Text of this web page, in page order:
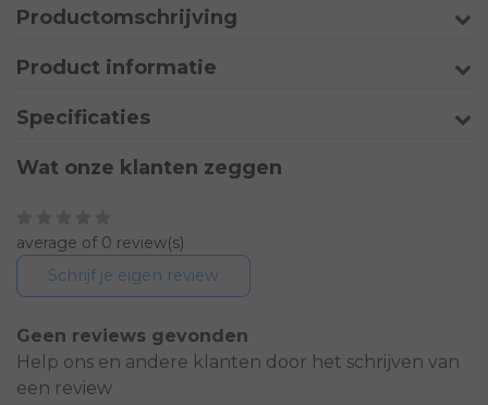
Productomschrijving
Product informatie
Specificaties
Wat onze klanten zeggen
average of 0 review(s)
Schrijf je eigen review
Geen reviews gevonden
Help ons en andere klanten door het schrijven van
een review